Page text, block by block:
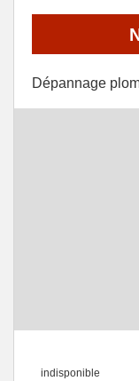
Dépannage
indisponible